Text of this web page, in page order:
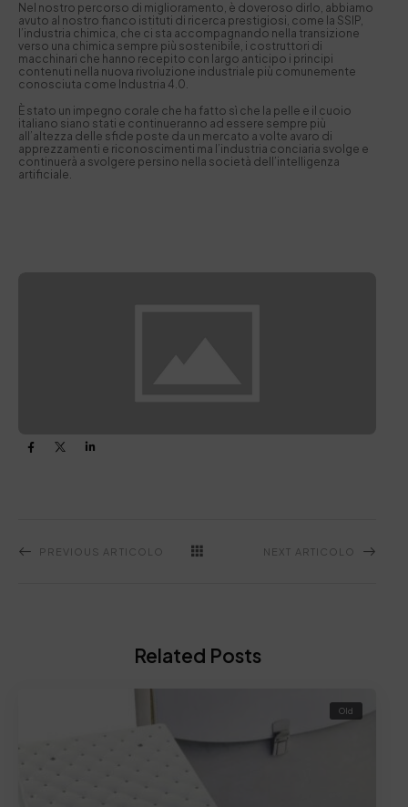
Nel nostro percorso di miglioramento, è doveroso dirlo, abbiamo
avuto al nostro fianco istituti di ricerca prestigiosi, come la SSIP,
l’industria chimica, che ci sta accompagnando nella transizione
verso una chimica sempre più sostenibile, i costruttori di
macchinari che hanno recepito con largo anticipo i principi
contenuti nella nuova rivoluzione industriale più comunemente
conosciuta come Industria 4.0.
È stato un impegno corale che ha fatto sì che la pelle e il cuoio
italiano siano stati e continueranno ad essere sempre più
all’altezza delle sfide poste da un mercato a volte avaro di
apprezzamenti e riconoscimenti ma l’industria conciaria svolge e
continuerà a svolgere persino nella società dell’intelligenza
artificiale.
PREVIOUS ARTICOLO NEXT ARTICOLO
Related Posts
Old